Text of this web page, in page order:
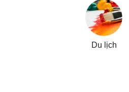
Du lịch